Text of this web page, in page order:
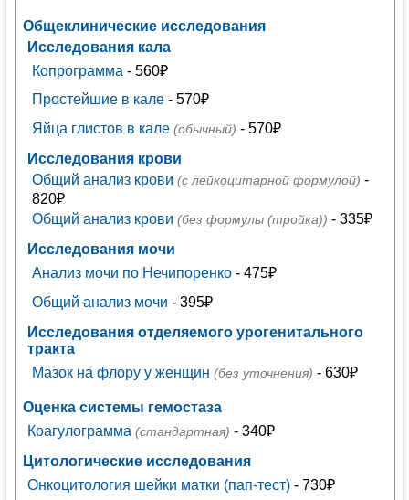
Общеклинические исследования
Исследования кала
Копрограмма - 560₽
Простейшие в кале- 570₽
Яйца глистов в кале (обычный) - 570₽
Исследования крови
Общий анализ крови (с лейкоцитарной формулой) -
820₽
Общий анализ крови (без формулы (тройка)) - 335₽
Исследования мочи
Анализ мочи по Нечипоренко- 475₽
Общий анализ мочи - 395₽
Исследования отделяемого урогенитального
тракта
Мазок на флору у женщин (без уточнения) - 630₽
Оценка системы гемостаза
Коагулограмма (стандартная) - 340₽
Цитологические исследования
Онкоцитология шейки матки (пап-тест) - 730₽